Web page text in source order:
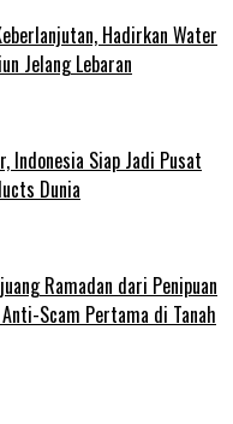
Hadirkan Water
Jelang Lebaran
Indonesia Siap Jadi Pusat
Dunia
Ramadan dari Penipuan
Scam Pertama di Tanah